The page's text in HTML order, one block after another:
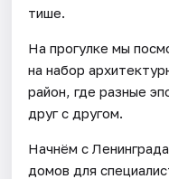
тише.
На прогулке мы
на набор
район, где разные
друг с другом.
Начнём с
домов для